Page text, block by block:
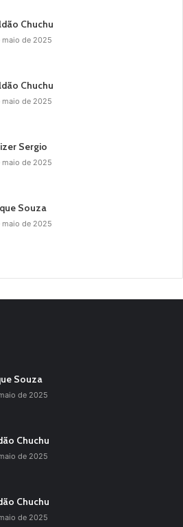
Chuchu
maio de 2025
Chuchu
maio de 2025
Sergio
maio de 2025
Souza
maio de 2025
Souza
de 2025
Chuchu
de 2025
Chuchu
de 2025